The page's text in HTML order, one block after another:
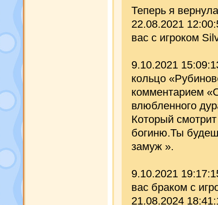
Теперь я
22.08.2021
вас с игроком
9.10.2021
кольцо
комментарием
влюбленного
Который
богиню.Ты
замуж ».
9.10.2021
вас браком с
21.08.2024